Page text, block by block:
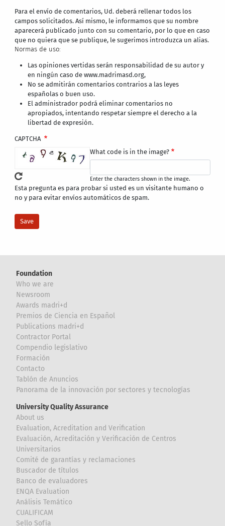
Para el envío de comentarios, Ud. deberá rellenar todos los
campos solicitados. Así mismo, le informamos que su nombre
aparecerá publicado junto con su comentario, por lo que en caso
que no quiera que se publique, le sugerimos introduzca un alias.
Normas de uso:
Las opiniones vertidas serán responsabilidad de su autor y
en ningún caso de www.madrimasd.org,
No se admitirán comentarios contrarios a las leyes
españolas o buen uso.
El administrador podrá eliminar comentarios no
apropiados, intentando respetar siempre el derecho a la
libertad de expresión.
CAPTCHA
What code is in the image?
Enter the characters shown in the image.
Esta pregunta es para probar si usted es un visitante humano o
no y para evitar envíos automáticos de spam.
Foundation
Who we are
Newsroom
Awards madri+d
Premios de Ciencia en Español
Publications madri+d
Contractor Portal
Compendio legislativo
Formación
Contacto
Tablón de Anuncios
Panorama de la innovación por sectores y tecnologías
University Quality Assurance
About us
Evaluation, Acreditation and Verification
Evaluación, Acreditación y Verificación de Centros
Universitarios
Comité de garantías y reclamaciones
Buscador de títulos
Banco de evaluadores
ENQA Evaluation
Análisis Temático
CUALIFICAM
Sello Sofía